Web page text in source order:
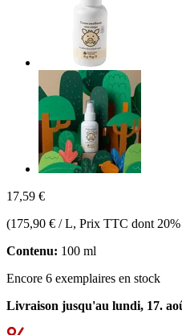
17,59 €
(175,90 € / L, Prix TTC dont
Contenu: 100 ml
Encore 6 exemplaires en stock
Livraison jusqu'au lundi, 17.